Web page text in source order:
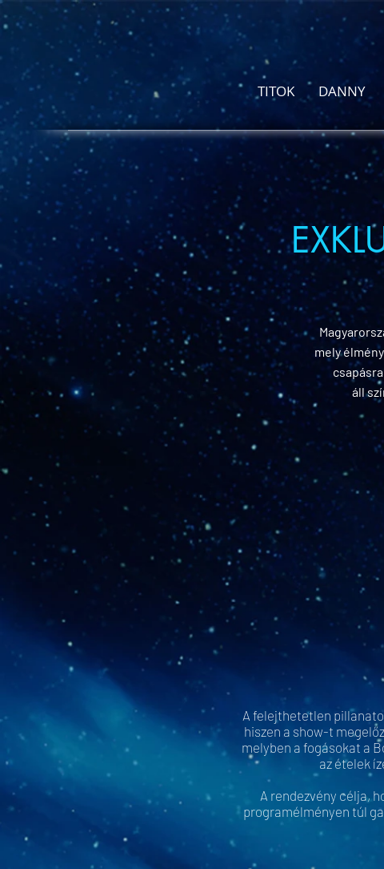
TITOK DANNY
mely
áll
A felejthetetlen
hiszen a show-t
melyben a fogásokat a
az ételek
A rendezvény célja,
programélményen túl